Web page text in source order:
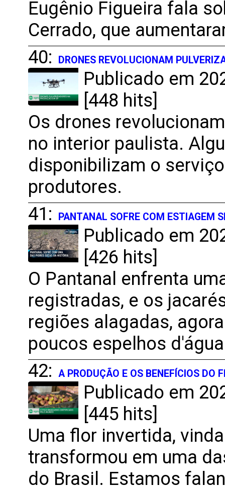
Eugênio Figueira fala
Cerrado, que
40:
DRONES REVOLUCIONAM
Publicado em
[448 hits]
Os drones
no interior paulista.
disponibilizam o
produtores.
41:
PANTANAL SOFRE COM ESTIAGEM
Publicado em
[426 hits]
O Pantanal enfrenta
registradas, e os
regiões alagadas,
poucos espelhos
42:
A PRODUÇÃO E OS BENEFÍCIOS DO
Publicado em
[445 hits]
Uma flor invertida,
transformou em uma
do Brasil. Estamos